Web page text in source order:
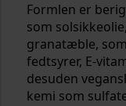
Formlen er
som
granatæble,
fedtsyrer, E-
desuden
kemi som